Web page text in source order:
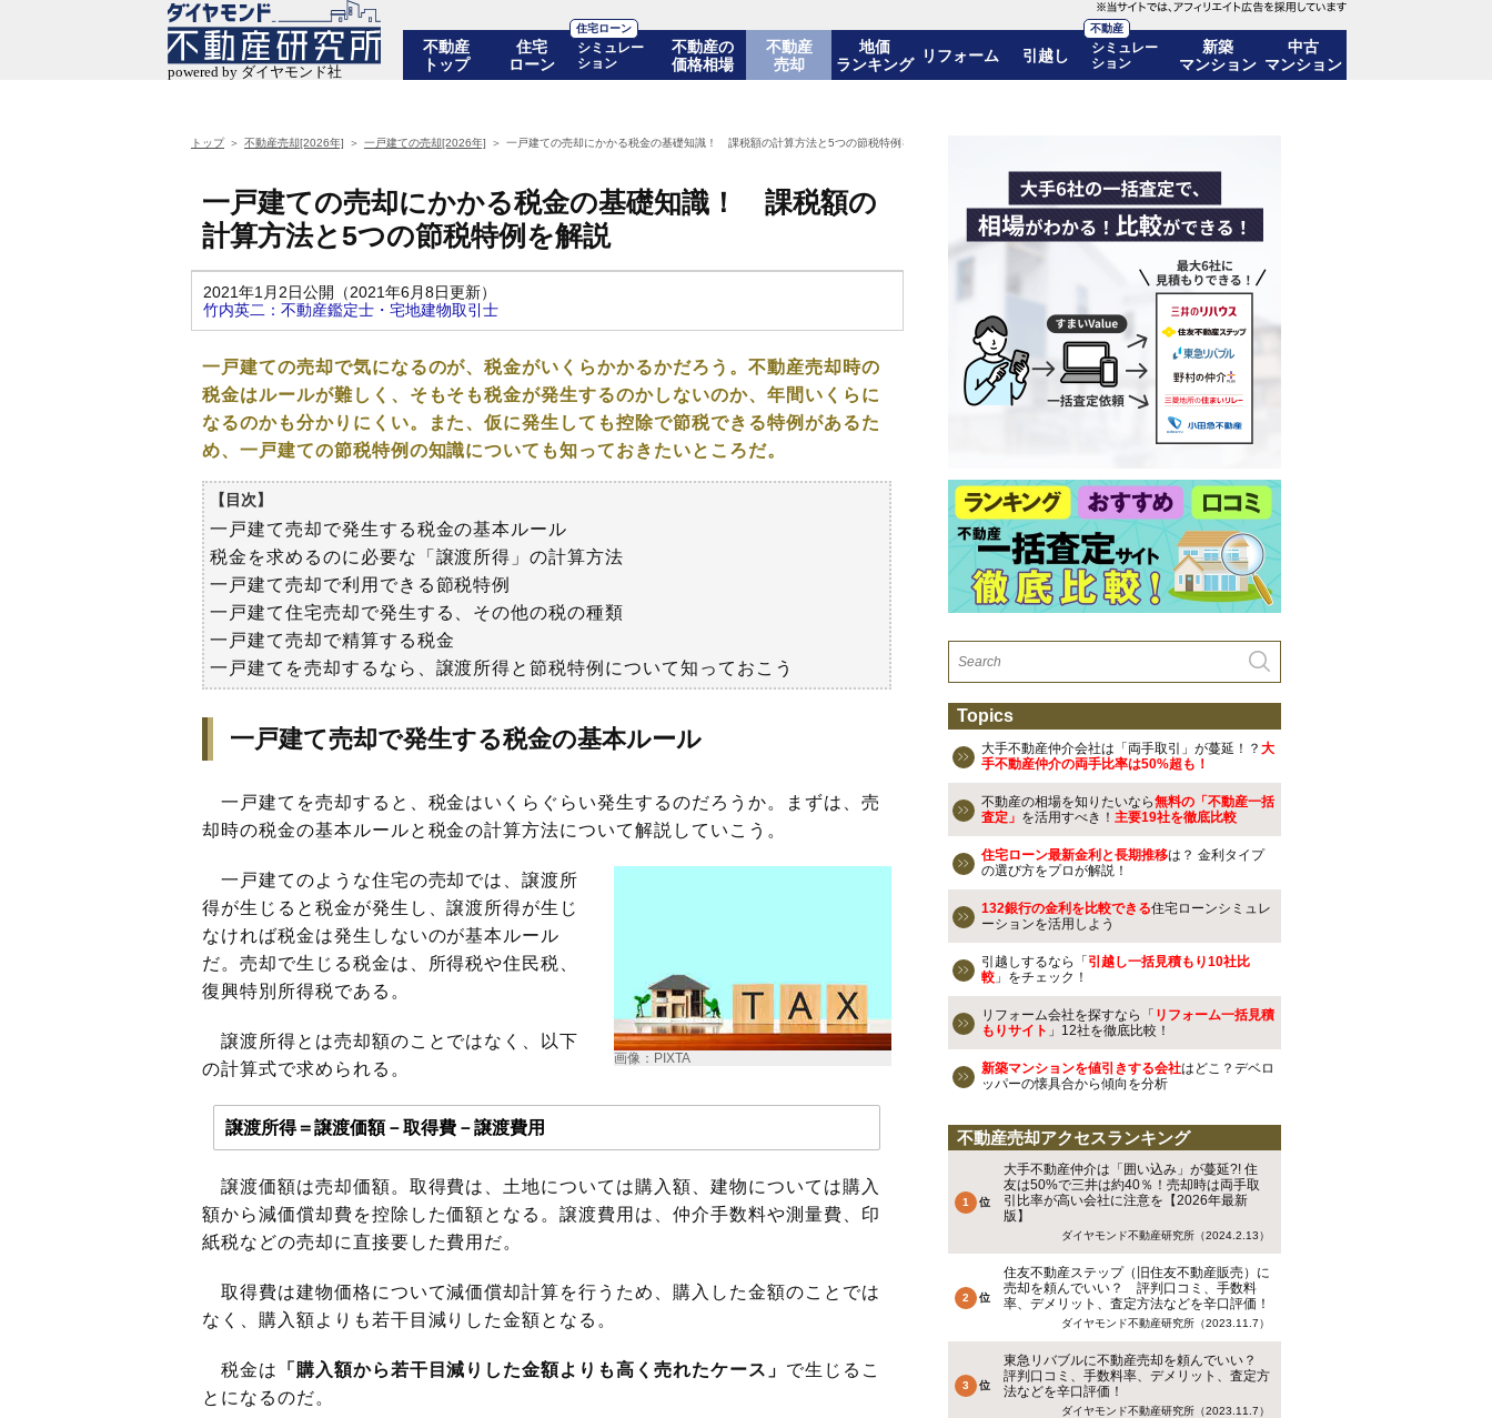
不動産
トップ
住宅
ローン
住宅ローン
シミュレー
ション
不動産の
価格相場
不動産
売却
地価
ランキング
リフォーム 引越し
不動産
シミュレー
ション
新築
マンション
中古
マンション
トップ 不動産売却[2026年] 一戸建ての売却[2026年] 一戸建ての売却にかかる税金の基礎知識！ 課税額の計算方法と5つの節税特例を解説
一戸建ての売却にかかる税金の基礎知識！ 課税額の
計算方法と5つの節税特例を解説
2021年1月2日公開（2021年6月8日更新）
竹内英二：不動産鑑定士・宅地建物取引士
一戸建ての売却で気になるのが、税金がいくらかかるかだろう。不動産売却時の
税金はルールが難しく、そもそも税金が発生するのかしないのか、年間いくらに
なるのかも分かりにくい。また、仮に発生しても控除で節税できる特例があるた
め、一戸建ての節税特例の知識についても知っておきたいところだ。
【目次】
一戸建て売却で発生する税金の基本ルール
税金を求めるのに必要な「譲渡所得」の計算方法
一戸建て売却で利用できる節税特例
一戸建て住宅売却で発生する、その他の税の種類
一戸建て売却で精算する税金
一戸建てを売却するなら、譲渡所得と節税特例について知っておこう
一戸建て売却で発生する税金の基本ルール
一戸建てを売却すると、税金はいくらぐらい発生するのだろうか。まずは、売
却時の税金の基本ルールと税金の計算方法について解説していこう。
画像：PIXTA
一戸建てのような住宅の売却では、譲渡所
得が生じると税金が発生し、譲渡所得が生じ
なければ税金は発生しないのが基本ルール
だ。売却で生じる税金は、所得税や住民税、
復興特別所得税である。
譲渡所得とは売却額のことではなく、以下
の計算式で求められる。
譲渡所得＝譲渡価額－取得費－譲渡費用
譲渡価額は売却価額。取得費は、土地については購入額、建物については購入
額から減価償却費を控除した価額となる。譲渡費用は、仲介手数料や測量費、印
紙税などの売却に直接要した費用だ。
取得費は建物価格について減価償却計算を行うため、購入した金額のことでは
なく、購入額よりも若干目減りした金額となる。
税金は 「購入額から若干目減りした金額よりも高く売れたケース」 で生じるこ
とになるのだ。
Topics
大手不動産仲介会社は「両手取引」が蔓延！？ 大
手不動産仲介の両手比率は50%超も！
不動産の相場を知りたいなら無料の「不動産一括
査定」 を活用すべき！ 主要19社を徹底比較
住宅ローン最新金利と長期推移は？ 金利タイプ
の選び方をプロが解説！
132銀行の金利を比較できる住宅ローンシミュレ
ーションを活用しよう
引越しするなら「 引越し一括見積もり10社比
較 」をチェック！
リフォーム会社を探すなら「 リフォーム一括見積
もりサイト 」12社を徹底比較！
新築マンションを値引きする会社はどこ？デベロ
ッパーの懐具合から傾向を分析
不動産売却アクセスランキング
大手不動産仲介は「囲い込み」が蔓延?! 住
友は50%で三井は約40％！売却時は両手取
引比率が高い会社に注意を【2026年最新
版】
ダイヤモンド不動産研究所（2024.2.13）
住友不動産ステップ（旧住友不動産販売）に
売却を頼んでいい？ 評判口コミ、手数料
率、デメリット、査定方法などを辛口評価！
ダイヤモンド不動産研究所（2023.11.7）
東急リバブルに不動産売却を頼んでいい？
評判口コミ、手数料率、デメリット、査定方
法などを辛口評価！
ダイヤモンド不動産研究所（2023.11.7）